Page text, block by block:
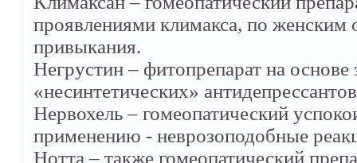
проявлениями климакса, по
привыкания.
Негрустин – фитопрепарат на основе
«несинтетических»
Нервохель – гомеопатический
применению - неврозоподобные
Нотта – также гомеопатический